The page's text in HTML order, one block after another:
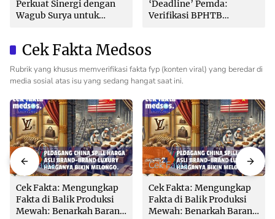
Perkuat Sinergi dengan
Wagub Surya untuk
‘Deadline’ Pemda:
Verifikasi BPHTB
Lambat!
Cek Fakta Medsos
Rubrik yang khusus memverifikasi fakta fyp (konten viral) yang beredar di
media sosial atas isu yang sedang hangat saat ini.
Cek Fakta
Cek Fakta: Mengungkap
Fakta di Balik Produksi
Mewah: Benarkah Barang
Cek Fakta
Cek Fakta: Mengungkap
Fakta di Balik Produksi
Mewah: Benarkah Barang